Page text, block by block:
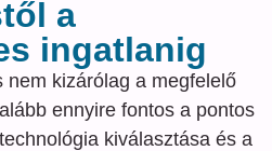
a
ingatlanig
nem kizárólag a megfelelő
ennyire fontos a pontos
kiválasztása és a